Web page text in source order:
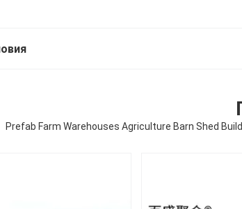
Prefab Farm Warehouses Agriculture Barn Shed